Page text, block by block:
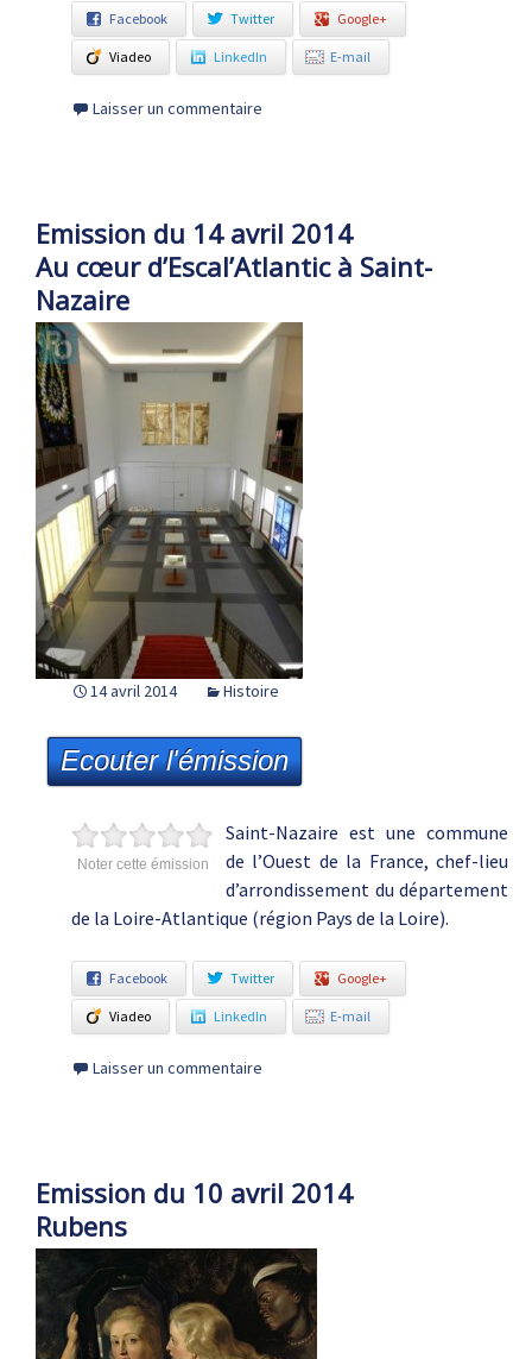
Facebook Twitter Google+
Viadeo LinkedIn E-mail
Laisser un commentaire
Emission du 14 avril 2014
Au cœur d’Escal’Atlantic à Saint-
Nazaire
14 avril 2014 Histoire
Ecouter l'émission
Noter cette émission
Saint-Nazaire est une commune
de l’Ouest de la France, chef-lieu
d’arrondissement du département
de la Loire-Atlantique (région Pays de la Loire).
Facebook Twitter Google+
Viadeo LinkedIn E-mail
Laisser un commentaire
Emission du 10 avril 2014
Rubens